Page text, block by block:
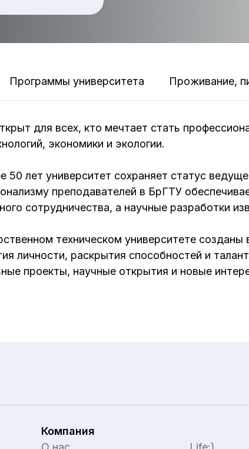
Программы университета Проживание,
для всех, кто мечтает стать
экономики и экологии.
50 лет университет сохраняет статус
преподавателей в БрГТУ
сотрудничества, а научные разработки
техническом университете
личности, раскрытия способностей и
проекты, научные открытия и новые
Компания